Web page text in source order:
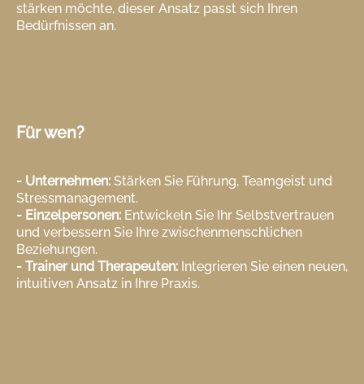
stärken möchte, dieser Ansatz passt sich Ihren
Bedürfnissen an.
Für wen?
- Unternehmen: Stärken Sie Führung, Teamgeist und
Stressmanagement.
- Einzelpersonen: Entwickeln Sie Ihr Selbstvertrauen
und verbessern Sie Ihre zwischenmenschlichen
Beziehungen.
- Trainer und Therapeuten: Integrieren Sie einen neuen,
intuitiven Ansatz in Ihre Praxis.